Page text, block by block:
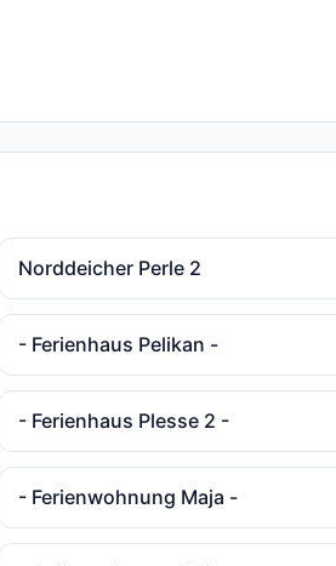
Norddeicher Perle 2
- Ferienhaus Pelikan -
- Ferienhaus Plesse 2 -
- Ferienwohnung Maja -